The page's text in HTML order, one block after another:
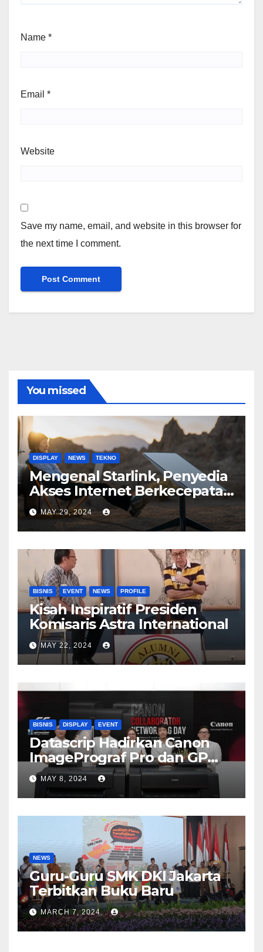
Name *
Email *
Website
Save my name, email, and website in this browser for
the next time I comment.
You missed
DISPLAY NEWS TEKNO
Mengenal Starlink, Penyedia
Akses Internet Berkecepatan
Tinggi
MAY 29, 2024
BISNIS EVENT NEWS PROFILE
Kisah Inspiratif Presiden
Komisaris Astra International
MAY 22, 2024
BISNIS DISPLAY EVENT
Datascrip Hadirkan Canon
ImagePrograf Pro dan GP
Series
MAY 8, 2024
NEWS
Guru-Guru SMK DKI Jakarta
Terbitkan Buku Baru
MARCH 7, 2024